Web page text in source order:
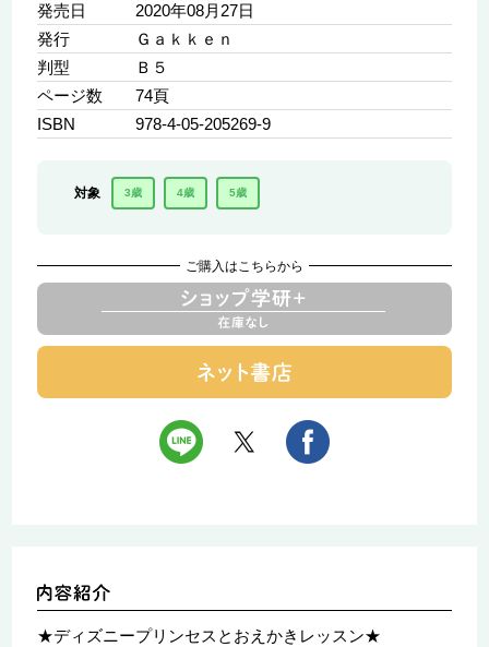
発売日
2020年08月27日
発行
Ｇａｋｋｅｎ
判型
Ｂ５
ページ数
74頁
ISBN
978-4-05-205269-9
対象 3歳 4歳 5歳
ご購入はこちらから
★ディズニープリンセスとおえかきレッスン★